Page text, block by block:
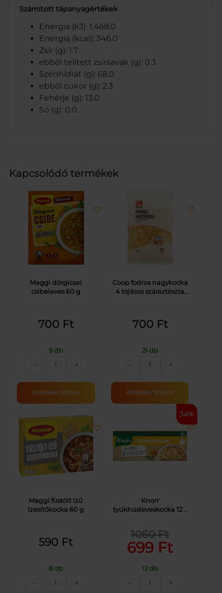
Számított tápanyagértékek
Energia (kJ): 1,468.0
Energia (kcal): 346.0
Zsír (g): 1.7
ebből telített zsírsavak (g): 0.3
Szénhidrát (g): 68.0
ebből cukor (g): 2.3
Fehérje (g): 13.0
Só (g): 0.0
Kapcsolódó termékek
Maggi dörgicsei
csibeleves 60 g
700 Ft
9 db
–
MAGGI
CSIBELEVES
60G
+
KOSÁRBA TESZEM
Coop fodros nagykocka
4 tojásos száraztészta
700 Ft
21 db
–
COOP
F.NAGYKOCKA
500G
+
KOSÁRBA TESZEM
Maggi füstölt ízű
ízesítőkocka 60 g
590 Ft
8 db
–
MAGGI +
34%
Knorr
tyúkhúsleveskocka 12 x
1060Ft
Original
price
1060 Ft.
699 Ft
Current
price
699 Ft.
12 db
–
KNORR+